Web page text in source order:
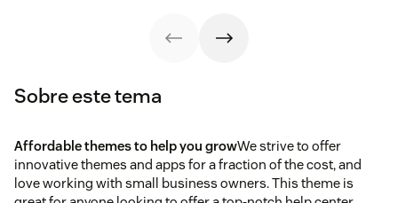
Sobre este tema
Affordable themes to help you growWe strive to offer
innovative themes and apps for a fraction of the cost, and
love working with small business owners. This theme is